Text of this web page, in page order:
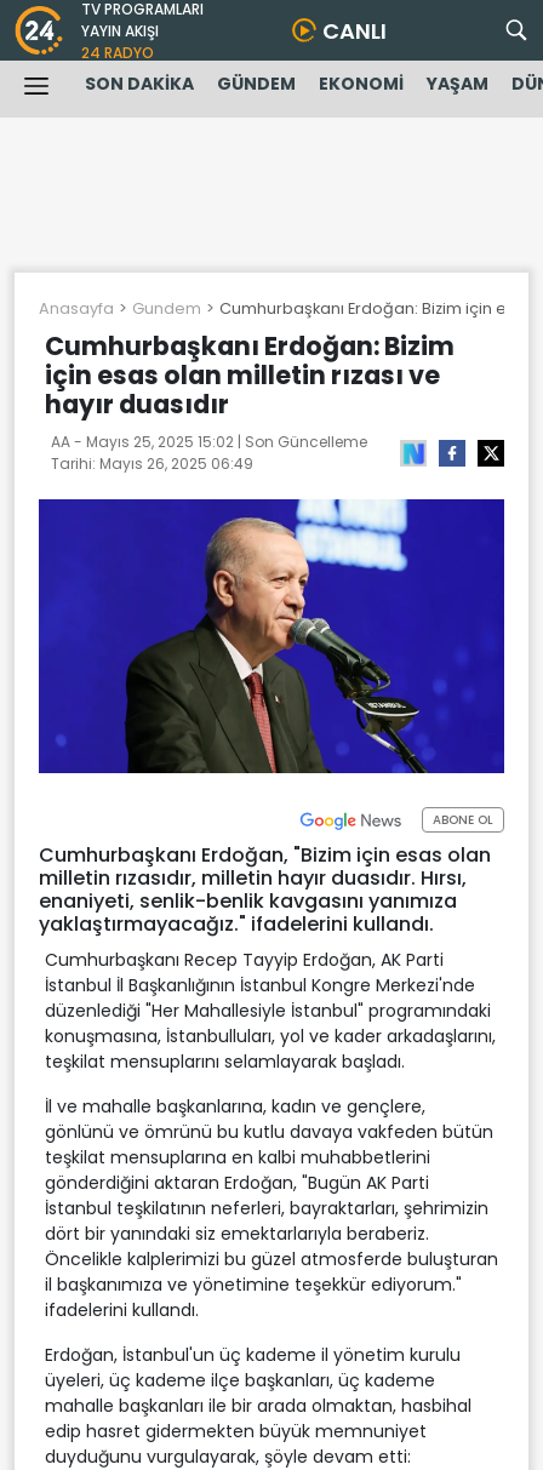
TV PROGRAMLARI
YAYIN AKIŞI
24 RADYO
CANLI
SON DAKİKA GÜNDEM EKONOMİ YAŞAM
Anasayfa Gundem Cumhurbaşkanı Erdoğan: Bizim için esas
Cumhurbaşkanı Erdoğan: Bizim
için esas olan milletin rızası ve
hayır duasıdır
AA - Mayıs 25, 2025 15:02 | Son Güncelleme
Tarihi: Mayıs 26, 2025 06:49
ABONE OL
Cumhurbaşkanı Erdoğan, "Bizim için esas olan
milletin rızasıdır, milletin hayır duasıdır. Hırsı,
enaniyeti, senlik-benlik kavgasını yanımıza
yaklaştırmayacağız." ifadelerini kullandı.
Cumhurbaşkanı Recep Tayyip Erdoğan, AK Parti
İstanbul İl Başkanlığının İstanbul Kongre Merkezi'nde
düzenlediği "Her Mahallesiyle İstanbul" programındaki
konuşmasına, İstanbulluları, yol ve kader arkadaşlarını,
teşkilat mensuplarını selamlayarak başladı.
İl ve mahalle başkanlarına, kadın ve gençlere,
gönlünü ve ömrünü bu kutlu davaya vakfeden bütün
teşkilat mensuplarına en kalbi muhabbetlerini
gönderdiğini aktaran Erdoğan, "Bugün AK Parti
İstanbul teşkilatının neferleri, bayraktarları, şehrimizin
dört bir yanındaki siz emektarlarıyla beraberiz.
Öncelikle kalplerimizi bu güzel atmosferde buluşturan
il başkanımıza ve yönetimine teşekkür ediyorum."
ifadelerini kullandı.
Erdoğan, İstanbul'un üç kademe il yönetim kurulu
üyeleri, üç kademe ilçe başkanları, üç kademe
mahalle başkanları ile bir arada olmaktan, hasbihal
edip hasret gidermekten büyük memnuniyet
duyduğunu vurgulayarak, şöyle devam etti: